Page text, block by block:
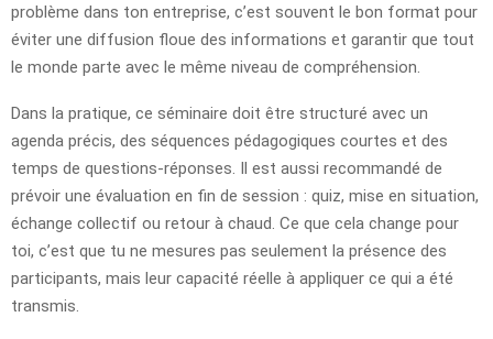
problème dans ton entreprise, c’est souvent le bon format pour
éviter une diffusion floue des informations et garantir que tout
le monde parte avec le même niveau de compréhension.
Dans la pratique, ce séminaire doit être structuré avec un
agenda précis, des séquences pédagogiques courtes et des
temps de questions-réponses. Il est aussi recommandé de
prévoir une évaluation en fin de session : quiz, mise en situation,
échange collectif ou retour à chaud. Ce que cela change pour
toi, c’est que tu ne mesures pas seulement la présence des
participants, mais leur capacité réelle à appliquer ce qui a été
transmis.